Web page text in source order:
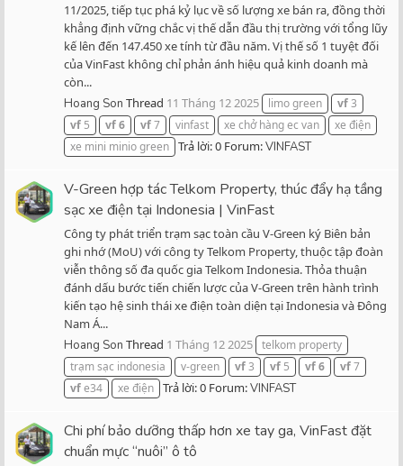
11/2025, tiếp tục phá kỷ lục về số lượng xe bán ra, đồng thời
khẳng định vững chắc vị thế dẫn đầu thị trường với tổng lũy
kế lên đến 147.450 xe tính từ đầu năm. Vị thế số 1 tuyệt đối
của VinFast không chỉ phản ánh hiệu quả kinh doanh mà
còn...
Hoang Son Thread 11 Tháng 12 2025 limo green vf3
vf 5 vf6 vf7 vinfast xe chở hàng ec van
xe điện
xe mini minio green Trả lời: 0 Forum:VINFAST
V-Green hợp tác Telkom Property, thúc đẩy hạ tầng
sạc xe điện tại Indonesia | VinFast
Công ty phát triển trạm sạc toàn cầu V-Green ký Biên bản
ghi nhớ (MoU) với công ty Telkom Property, thuộc tập đoàn
viễn thông số đa quốc gia Telkom Indonesia. Thỏa thuận
đánh dấu bước tiến chiến lược của V-Green trên hành trình
kiến tạo hệ sinh thái xe điện toàn diện tại Indonesia và Đông
Nam Á...
Hoang Son Thread 1 Tháng 12 2025 telkom property
trạm sạc indonesia
v-green vf3 vf 5 vf6 vf7
vfe34 xe điện Trả lời: 0 Forum:VINFAST
Chi phí bảo dưỡng thấp hơn xe tay ga, VinFast đặt
chuẩn mực “nuôi” ô tô